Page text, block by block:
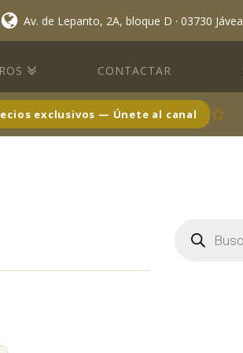
Av. de Lepanto, 2A, bloque D · 03730 Jávea
CONTACTAR
exclusivos — Únete al canal
Búsqueda